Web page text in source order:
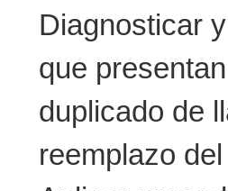
Diagnosticar
que
duplicado de
reemplazo